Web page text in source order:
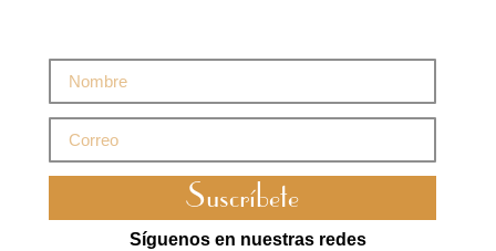
Suscríbete
Síguenos en nuestras redes